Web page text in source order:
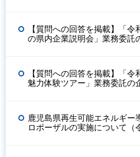
【質問への回答を掲載】「
の県内企業説明会」業務委託
【質問への回答を掲載】「
魅力体験ツアー」業務委託の
鹿児島県再生可能エネルギー
ロポーザルの実施について（